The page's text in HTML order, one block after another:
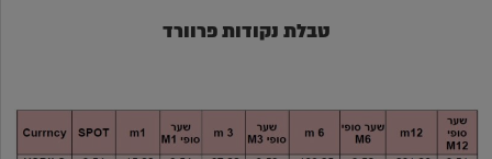
טבלת נקודות פרוורד